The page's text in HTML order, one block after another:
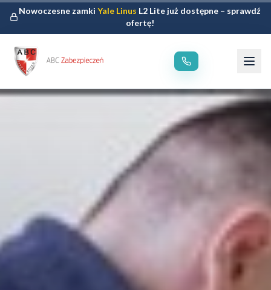
Nowoczesne zamkiYale Linus L2 Lite już dostępne – sprawdź
ofertę!